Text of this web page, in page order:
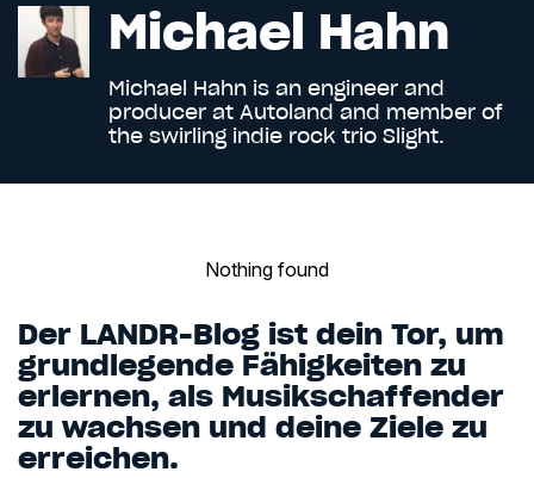
Michael Hahn
Michael Hahn is an engineer and
producer atAutoland and member of
the swirling indie rock trio Slight.
Nothing found
Der LANDR-Blog ist dein Tor, um
grundlegende Fähigkeiten zu
erlernen, als Musikschaffender
zu wachsen und deine Ziele zu
erreichen.